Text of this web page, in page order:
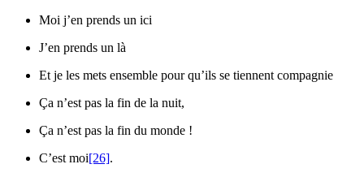
Moi j’en prends un ici
J’en prends un là
Et je les mets ensemble pour qu’ils se tiennent compagnie
Ça n’est pas la fin de la nuit,
Ça n’est pas la fin du monde !
C’est moi[26].